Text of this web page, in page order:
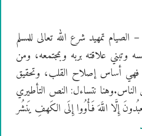
تمهيد شرع الله تعالى للمسلم
وتبني علاقته بربه وبمجتمعه، ومن
فهي أساس إصلاح القلب، وتحقيق
الناس.وهنا نتساءل: النص التأطيري
إِلَّا اللَّهَ فَأْوُوا إِلَى الكَهفِ يَنشُر